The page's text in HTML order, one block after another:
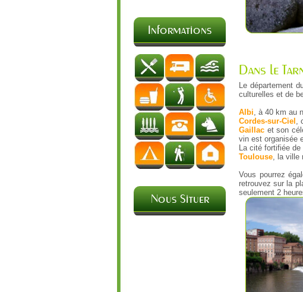
Dans le
Le département
culturelles et de
Albi , à 40 km au
Cordes-sur-Ciel
Gaillac et son
vin est organisée
La cité fortifiée de
Toulouse , la
Vous pourrez
retrouvez sur la
seulement 2
Informations
Nous Situer